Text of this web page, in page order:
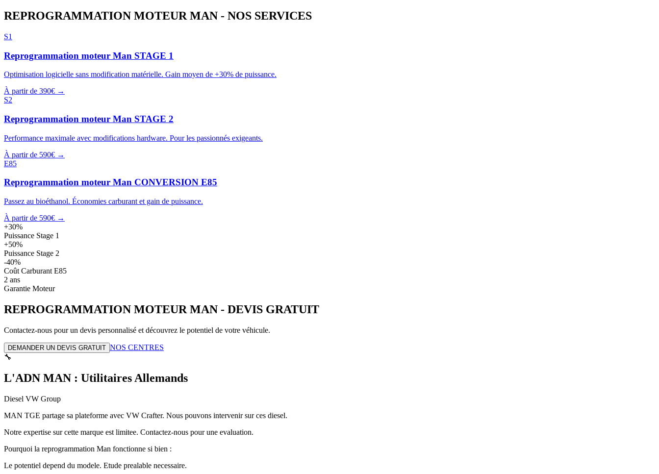
REPROGRAMMATION MOTEUR MAN - NOS SERVICES
S1
Reprogrammation moteur Man STAGE 1
Optimisation logicielle sans modification matérielle. Gain moyen de +30% de puissance.
À partir de 390€ →
S2
Reprogrammation moteur Man STAGE 2
Performance maximale avec modifications hardware. Pour les passionnés exigeants.
À partir de 590€ →
E85
Reprogrammation moteur Man CONVERSION E85
Passez au bioéthanol. Économies carburant et gain de puissance.
À partir de 590€ →
+30%
Puissance Stage 1
+50%
Puissance Stage 2
-40%
Coût Carburant E85
2 ans
Garantie Moteur
REPROGRAMMATION MOTEUR MAN - DEVIS GRATUIT
Contactez-nous pour un devis personnalisé et découvrez le potentiel de votre véhicule.
DEMANDER UN DEVIS GRATUIT NOS CENTRES
🔧
L'ADN MAN : Utilitaires Allemands
Diesel VW Group
MAN TGE partage sa plateforme avec VW Crafter. Nous pouvons intervenir sur ces diesel.
Notre expertise sur cette marque est limitee. Contactez-nous pour une evaluation.
Pourquoi la reprogrammation Man fonctionne si bien :
Le potentiel depend du modele. Etude prealable necessaire.